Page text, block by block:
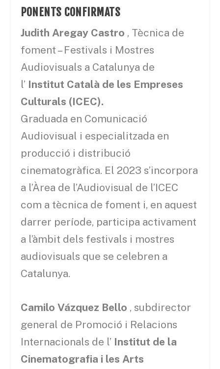
PONENTS CONFIRMATS
Judith Aregay Castro , Tècnica de
foment – ​​Festivals i Mostres
Audiovisuals a Catalunya de
l’ Institut Català de les Empreses
Culturals (ICEC).
Graduada en Comunicació
Audiovisual i especialitzada en
producció i distribució
cinematogràfica. El 2023 s’incorpora
a l’Àrea de l’Audiovisual de l’ICEC
com a tècnica de foment i, en aquest
darrer període, participa activament
a l’àmbit dels festivals i mostres
audiovisuals que se celebren a
Catalunya.
Camilo Vázquez Bello , subdirector
general de Promoció i Relacions
Internacionals de l’ Institut de la
Cinematografia i les Arts